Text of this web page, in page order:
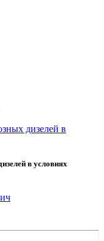
дизелей в
в условиях